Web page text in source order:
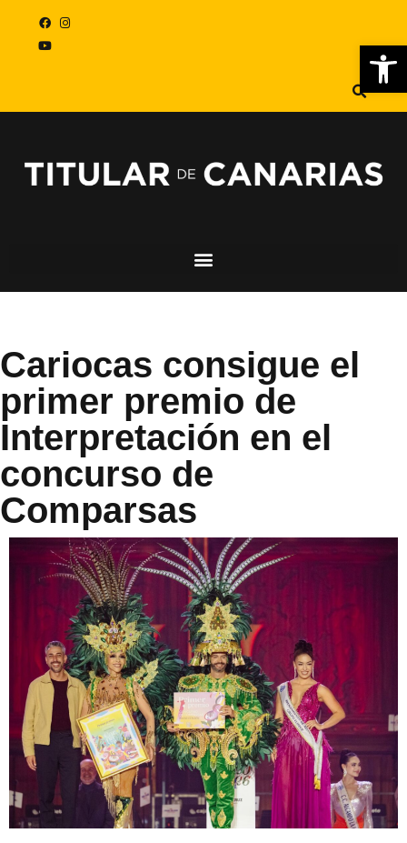
Cariocas consigue el
primer premio de
Interpretación en el
concurso de
Comparsas